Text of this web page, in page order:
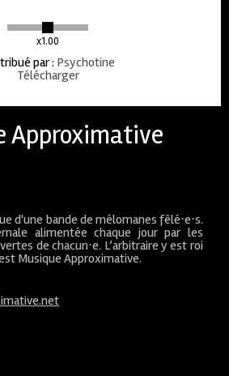
x1.00
par: Psychotine
Télécharger
Approximative
d'une bande de mélomanes fêlé⋅e⋅s.
alimentée chaque jour par les
de chacun⋅e. L’arbitraire y est roi
Musique Approximative.